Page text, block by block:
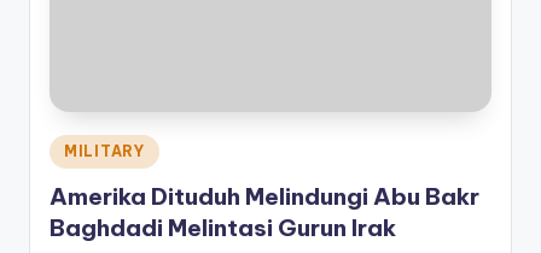
Posted
in
MILITARY
Amerika Dituduh Melindungi Abu Bakr
Baghdadi Melintasi Gurun Irak